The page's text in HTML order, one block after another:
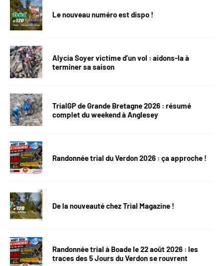
Le nouveau numéro est dispo !
Alycia Soyer victime d’un vol : aidons-la à
terminer sa saison
TrialGP de Grande Bretagne 2026 : résumé
complet du weekend à Anglesey
Randonnée trial du Verdon 2026 : ça approche !
De la nouveauté chez Trial Magazine !
Randonnée trial à Boade le 22 août 2026 : les
traces des 5 Jours du Verdon se rouvrent